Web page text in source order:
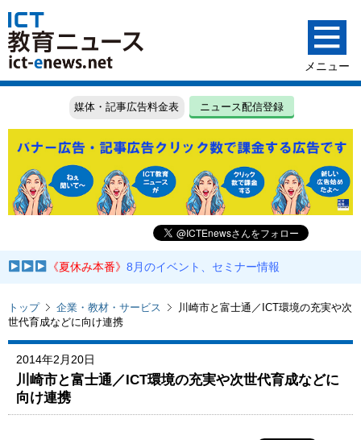
媒体・記事広告料金表 ニュース配信登録
《夏休み本番》8月のイベント、セミナー情報
トップ 企業・教材・サービス
川崎市と富士通／ICT環境の充実や次
世代育成などに向け連携
2014年2月20日
川崎市と富士通／ICT環境の充実や次世代育成などに
向け連携